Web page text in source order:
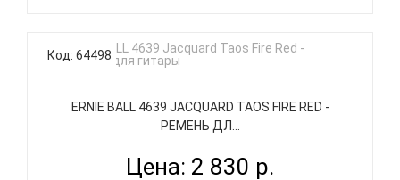
Код: 64498
ERNIE BALL 4639 JACQUARD TAOS FIRE RED -
РЕМЕНЬ ДЛ...
Цена: 2 830 р.